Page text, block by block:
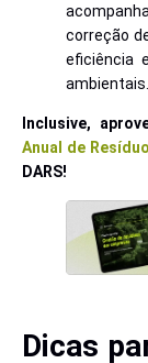
correção
eficiência
ambientais.
Inclusive,
Anual de
DARS!
Dicas